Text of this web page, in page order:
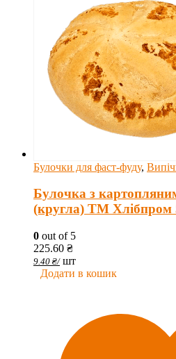
Булочки для фаст-фуду,
Булочка з
(кругла) ТМ Хлібпром
0 out of 5
225.60 ₴
9.40 ₴/ шт
Додати в кошик